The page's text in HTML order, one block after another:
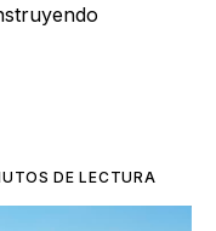
DE LECTURA